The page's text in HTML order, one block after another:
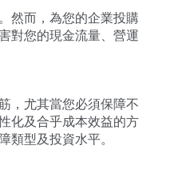
然而，為您的企業投購
對您的現金流量、營運
，尤其當您必須保障不
化及合乎成本效益的方
類型及投資水平。